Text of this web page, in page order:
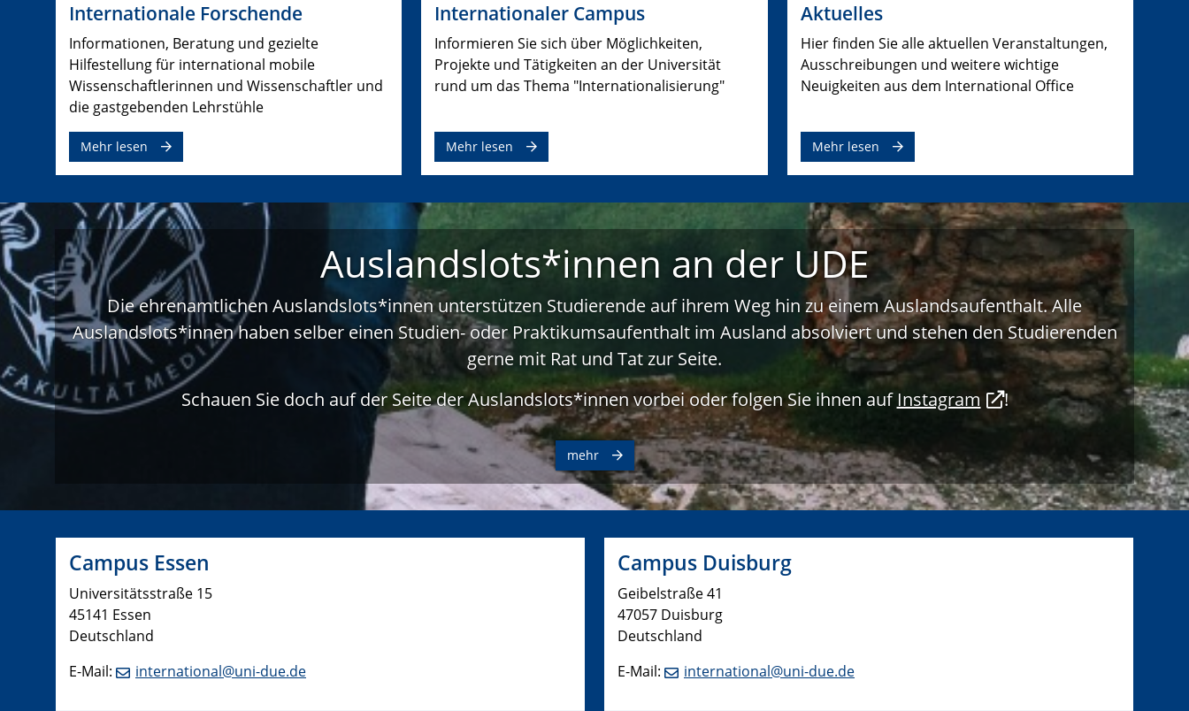
Internationale Forschende
Informationen, Beratung und gezielte
Hilfestellung für international mobile
Wissenschaftlerinnen und Wissenschaftler und
die gastgebenden Lehrstühle
Mehr lesen
Internationaler Campus
Informieren Sie sich über Möglichkeiten,
Projekte und Tätigkeiten an der Universität
rund um das Thema "Internationalisierung"
Mehr lesen
Aktuelles
Hier finden Sie alle aktuellen Veranstaltungen,
Ausschreibungen und weitere wichtige
Neuigkeiten aus dem International Office
Mehr lesen
Auslandslots*innen an der UDE
Die ehrenamtlichen Auslandslots*innen unterstützen Studierende auf ihrem Weg hin zu einem Auslandsaufenthalt. Alle
Auslandslots*innen haben selber einen Studien- oder Praktikumsaufenthalt im Ausland absolviert und stehen den Studierenden
gerne mit Rat und Tat zur Seite.
Schauen Sie doch auf der Seite der Auslandslots*innen vorbei oder folgen Sie ihnen auf Instagram !
mehr
Campus Essen
Universitätsstraße 15
45141 Essen
Deutschland
E-Mail:
international@uni-due.de
Campus Duisburg
Geibelstraße 41
47057 Duisburg
Deutschland
E-Mail:
international@uni-due.de